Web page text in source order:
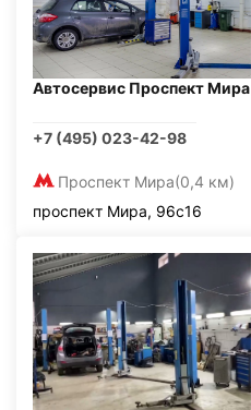
Автосервис Проспект Мира
+7 (495) 023-42-98
Проспект Мира(0,4 км)
проспект Мира, 96с16